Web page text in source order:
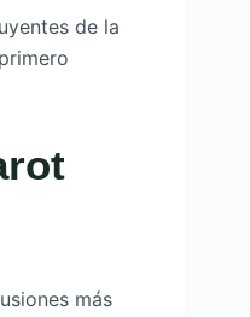
de la
más